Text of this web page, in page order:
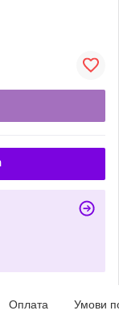
Оплата Умови